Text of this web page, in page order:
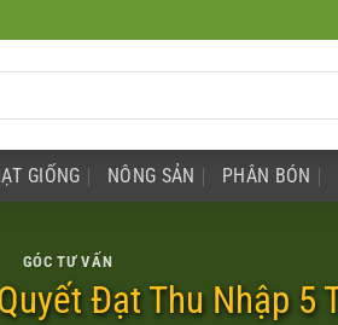
GIỐNG NÔNG SẢN PHÂN BÓN
GÓC TƯ VẤN
Đạt Thu Nhập 5